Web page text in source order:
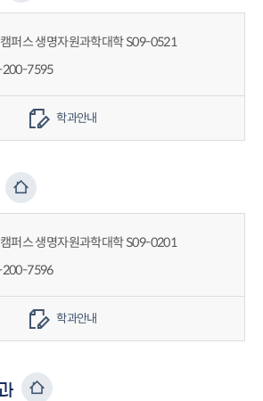
퍼스 생명자원과학대학 S09-0521
7595
학과안내
퍼스 생명자원과학대학 S09-0201
7596
학과안내